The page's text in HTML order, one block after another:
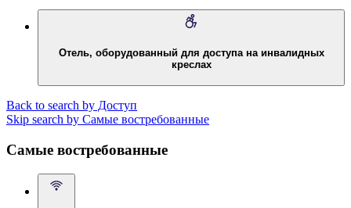
Отель, оборудованный для доступа на инвалидных
креслах
Back to search by Доступ
Skip search by Самые востребованные
Самые востребованные